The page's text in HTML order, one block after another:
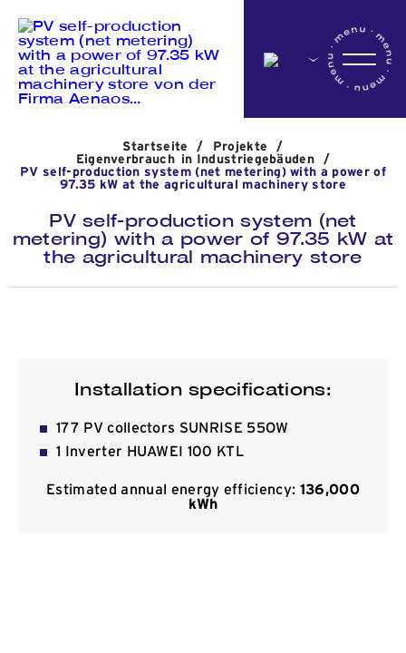
Startseite
Das Unternehmen
Aktivitäten
Kommunikation
Startseite / Projekte
/
Eigenverbrauch in Industriegebäuden
/
PV self-production system (net metering) with a power of
97.35 kW at the agricultural machinery store
PV self-production system (net
metering) with a power of 97.35 kW at
the agricultural machinery store
Installation specifications:
177 PV collectors SUNRISE 55OW
1 Inverter HUAWEI 100 KTL
Estimated annual energy efficiency: 136,000
kWh